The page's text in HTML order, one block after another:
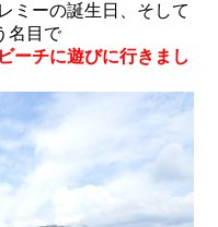
ミーの誕生日、そして
名目で
ーチに遊びに行きまし